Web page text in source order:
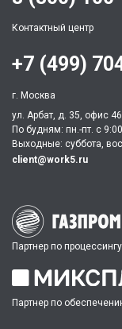
Партнер по
Партнер по
Контактный центр
+7 (499)
г. Москва
ул. Арбат, д. 35, офис
По будням: пн.-пт. c
Выходные: суббота,
client@work5.ru